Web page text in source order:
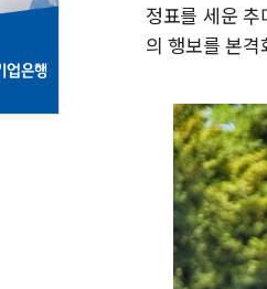
정표를 세운
의 행보를 본격